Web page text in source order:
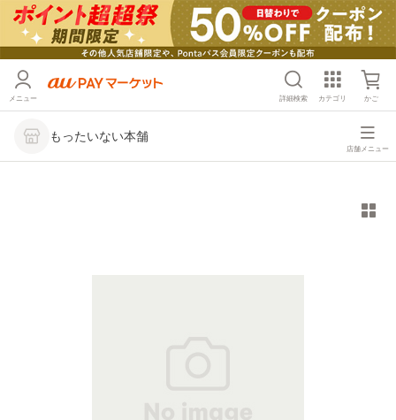
メニュー 詳細検索 カテゴリ かご
もったいない本舗
店舗メニュー